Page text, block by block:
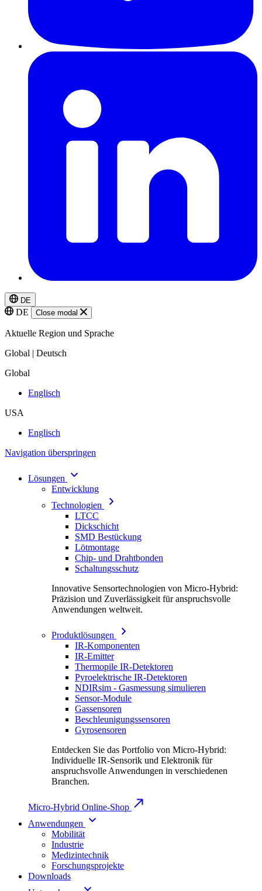
DE
DE Close modal
Aktuelle Region und Sprache
Global | Deutsch
Global
Englisch
USA
Englisch
Navigation überspringen
Lösungen
Entwicklung
Technologien
LTCC
Dickschicht
SMD Bestückung
Lötmontage
Chip- und Drahtbonden
Schaltungsschutz
Innovative Sensortechnologien von Micro-Hybrid:
Präzision und Zuverlässigkeit für anspruchsvolle
Anwendungen weltweit.
Produktlösungen
IR-Komponenten
IR-Emitter
Thermopile IR-Detektoren
Pyroelektrische IR-Detektoren
NDIRsim - Gasmessung simulieren
Sensor-Module
Gassensoren
Beschleunigungssensoren
Gyrosensoren
Entdecken Sie das Portfolio von Micro-Hybrid:
Individuelle IR-Sensorik und Elektronik für
anspruchsvolle Anwendungen in verschiedenen
Branchen.
Micro-Hybrid Online-Shop
Anwendungen
Mobilität
Industrie
Medizintechnik
Forschungsprojekte
Downloads